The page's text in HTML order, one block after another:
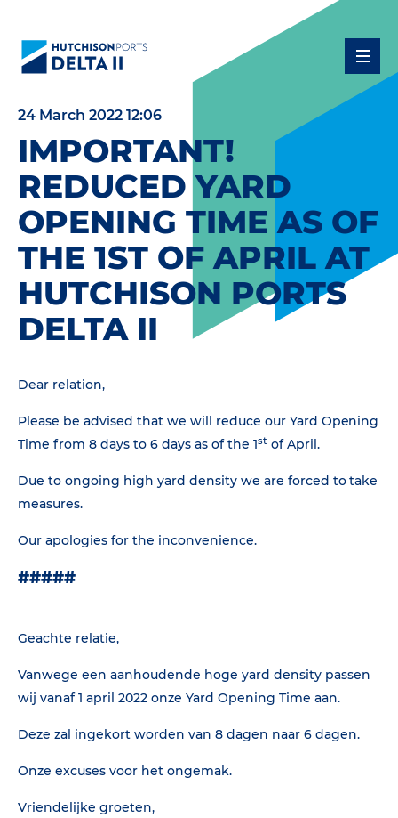
24 March 2022 12:06
IMPORTANT!
REDUCED YARD
OPENING TIME AS OF
THE 1ST OF APRIL AT
HUTCHISON PORTS
DELTA II
Dear relation,
Please be advised that we will reduce our Yard Opening
Time from 8 days to 6 days as of the 1stof April.
Due to ongoing high yard density we are forced to take
measures.
Our apologies for the inconvenience.
#####
Geachte relatie,
Vanwege een aanhoudende hoge yard density passen
wij vanaf 1 april 2022 onze Yard Opening Time aan.
Deze zal ingekort worden van 8 dagen naar 6 dagen.
Onze excuses voor het ongemak.
Vriendelijke groeten,